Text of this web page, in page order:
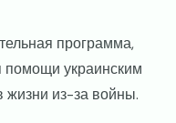
программа,
помощи украинским
из-за войны.